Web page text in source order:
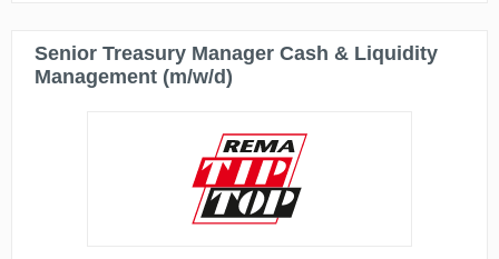
Senior Treasury Manager Cash & Liquidity
Management (m/w/d)